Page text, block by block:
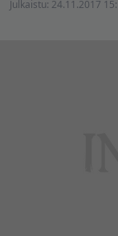
Julkaistu: 24.11.2017